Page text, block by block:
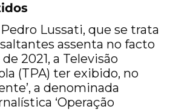
Lussati, que se trata
assenta no facto
2021, a Televisão
(TPA) ter exibido, no
a denominada
‘Operação